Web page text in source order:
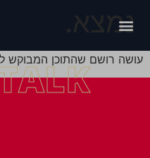
נמצא.
עושה רושם שהתוכן המבוקש